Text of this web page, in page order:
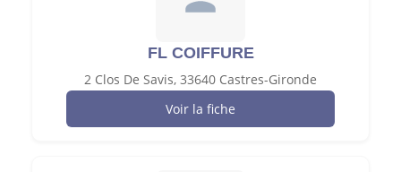
FL COIFFURE
2 Clos De Savis, 33640 Castres-Gironde
Voir la fiche